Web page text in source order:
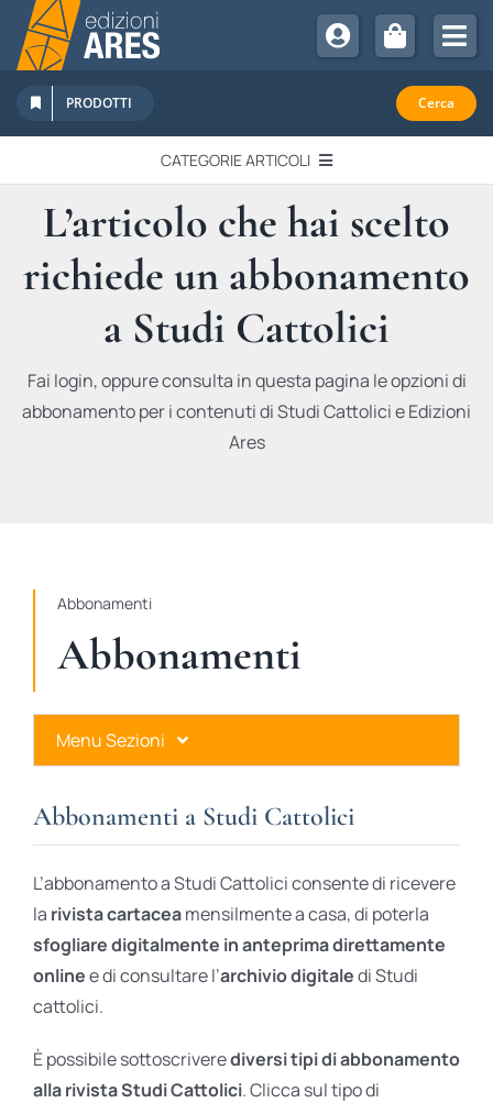
Salta
contenuto
Chi Siamo
Sostienici
Abbonamenti
Promozioni
Newsletter
PRODOTTI Cerca
CATEGORIE ARTICOLI
EDITORIALI
IN QUESTO NUMERO
RECENSIONI
L’articolo che hai scelto
richiede un abbonamento
a Studi Cattolici
Fai login, oppure consulta in questa pagina le opzioni di
abbonamento per i contenuti di Studi Cattolici e Edizioni
Ares
Abbonamenti
Abbonamenti
Menu Sezioni
Ares Gold
Ares Digital
Ares Gift Card
Abbonamenti a Studi Cattolici
L’abbonamento a Studi Cattolici consente di ricevere
la rivista cartaceamensilmente a casa, di poterla
sfogliare digitalmente in anteprima direttamente
onlinee di consultare l’archivio digitaledi Studi
cattolici.
È possibile sottoscriverediversi tipi di abbonamento
alla rivista Studi Cattolici. Clicca sul tipo di